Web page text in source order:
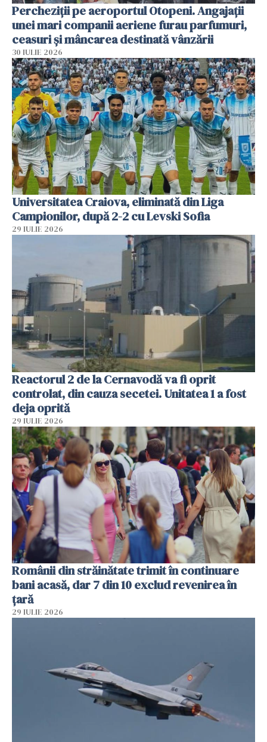
Percheziții pe aeroportul Otopeni. Angajații
unei mari companii aeriene furau parfumuri,
ceasuri și mâncarea destinată vânzării
30 IULIE 2026
Universitatea Craiova, eliminată din Liga
Campionilor, după 2-2 cu Levski Sofia
29 IULIE 2026
Reactorul 2 de la Cernavodă va fi oprit
controlat, din cauza secetei. Unitatea 1 a fost
deja oprită
29 IULIE 2026
Românii din străinătate trimit în continuare
bani acasă, dar 7 din 10 exclud revenirea în
țară
29 IULIE 2026